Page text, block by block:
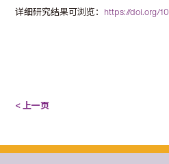
详细研究结果可浏览： https://doi.org/
< 上一页